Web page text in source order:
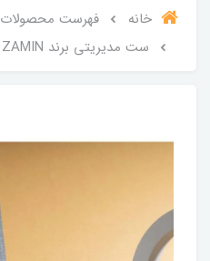
خانه
فهرست محصولات
ست مدیریتی برند IRAN ZAMIN کد 50131